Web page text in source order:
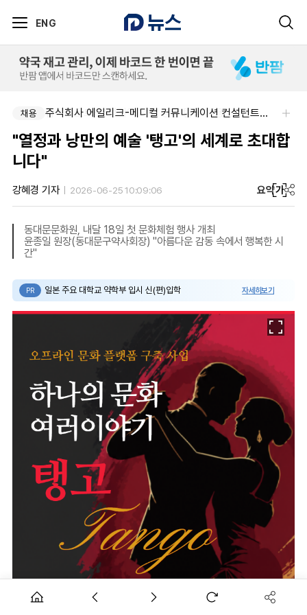
ENG
채용 팜리쿠르트-충청지역 의원 영업 팀장 채용
채용 주식회사 에일리크-메디컬 커뮤니케이션 컨설턴트(Associate) / 메디컬라이터 채용
"열정과 낭만의 예술 '탱고'의 세계로 초대합
니다"
강혜경 기자 2026-06-25 10:09:06 요약가
동대문문화원, 내달 18일 첫 문화체험 행사 개최
윤종일 원장(동대문구약사회장) "아름다운 감동 속에서 행복한 시
간"
PR 일본 주요 대학교 약학부 입시 신(편)입학 자세히보기